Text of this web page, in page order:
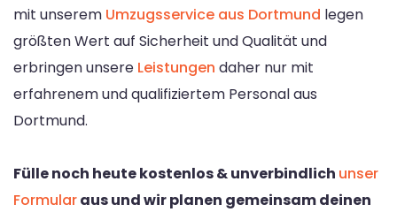
mit unserem Umzugsservice aus Dortmund legen
größten Wert auf Sicherheit und Qualität und
erbringen unsere Leistungen daher nur mit
erfahrenem und qualifiziertem Personal aus
Dortmund.
Fülle noch heute kostenlos & unverbindlich unser
Formularaus und wir planen gemeinsam deinen